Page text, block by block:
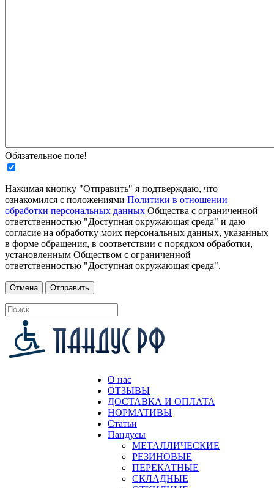
Обязательное поле!
Нажимая кнопку "Отправить" я подтверждаю, что
ознакомился с положениями Политики в отношении
обработки персональных данных Общества с ограниченной
ответственностью "Доступная окружающая среда" и даю
согласие на обработку моих персональных данных, указанных
в форме обращения, в соответствии с порядком обработки,
установленным Обществом с ограниченной
ответственностью "Доступная окружающая среда".
О нас
ОТЗЫВЫ
ДОСТАВКА И ОПЛАТА
НОРМАТИВЫ
Статьи
Пандусы
МЕТАЛЛИЧЕСКИЕ
РЕЗИНОВЫЕ
ПЕРЕКАТНЫЕ
СКЛАДНЫЕ